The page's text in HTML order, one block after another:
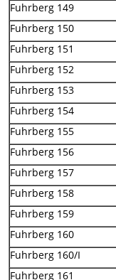
Fuhrberg 149
Fuhrberg 150
Fuhrberg 151
Fuhrberg 152
Fuhrberg 153
Fuhrberg 154
Fuhrberg 155
Fuhrberg 156
Fuhrberg 157
Fuhrberg 158
Fuhrberg 159
Fuhrberg 160
Fuhrberg 160/I
Fuhrberg 161